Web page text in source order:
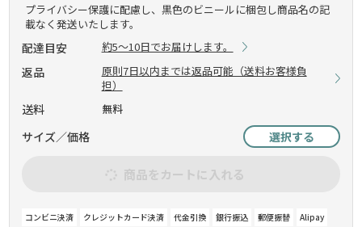
プライバシー保護に配慮し、黒色のビニールに梱包し商品名の記
載なく発送いたします。
配達目安 約5～10日でお届けします。
返品
原則7日以内までは返品可能（送料お客様負
担）
送料 無料
サイズ／価格 選択する
商品をカートに入れる
コンビニ決済 クレジットカード決済 代金引換 銀行振込 郵便振替
Alipay